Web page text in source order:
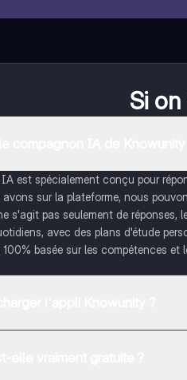
Si
est spécialement conçu pour
sur la plateforme, nous
s'agit pas seulement de réponses,
avec des plans d'étude
basée sur les compétences et